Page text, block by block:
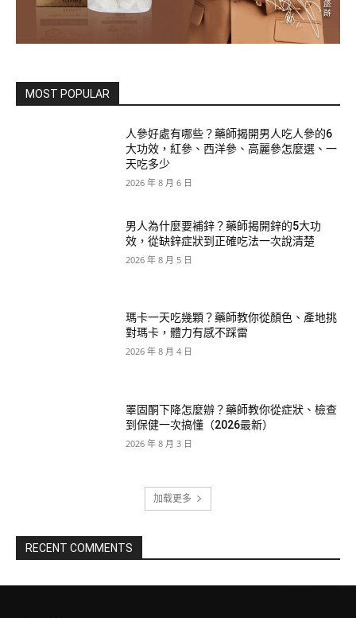
MOST POPULAR
人參好處有哪些？藥師揭開男人吃人參的6
大功效，紅參、西洋參、高麗參怎麼選、一
天吃多少
2026 年 8 月 6 日
男人為什麼要補鋅？藥師揭開鋅的5大功
效，從缺鋅症狀到正確吃法一次說清楚
2026 年 8 月 5 日
瑪卡一天吃幾顆？藥師教你從顏色、產地挑
對瑪卡，體力有感不踩雷
2026 年 8 月 4 日
睪固酮下降怎麼辦？藥師教你從症狀、檢查
到保健一次搞懂（2026最新）
2026 年 8 月 3 日
加载更多
RECENT COMMENTS